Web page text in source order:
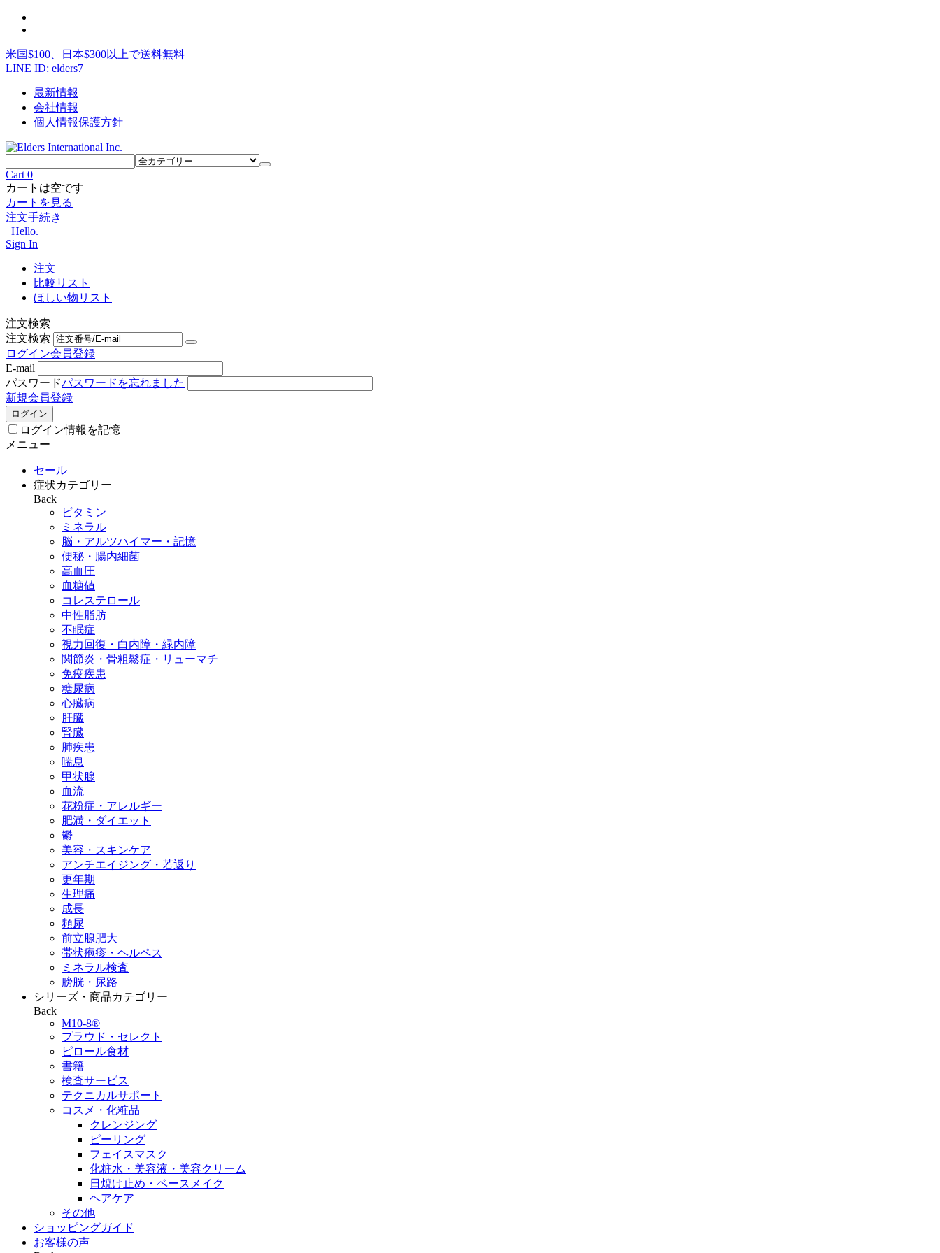
米国$100、日本$300以上で送料無料
LINE ID: elders7
最新情報
会社情報
個人情報保護方針
Cart 0
カートは空です
カートを見る
注文手続き
Hello.
Sign In
注文
比較リスト
ほしい物リスト
注文検索
注文検索
ログイン会員登録
E-mail
パスワードパスワードを忘れました
新規会員登録
ログイン
ログイン情報を記憶
メニュー
セール
症状カテゴリー
Back
ビタミン
ミネラル
脳・アルツハイマー・記憶
便秘・腸内細菌
高血圧
血糖値
コレステロール
中性脂肪
不眠症
視力回復・白内障・緑内障
関節炎・骨粗鬆症・リューマチ
免疫疾患
糖尿病
心臓病
肝臓
腎臓
肺疾患
喘息
甲状腺
血流
花粉症・アレルギー
肥満・ダイエット
鬱
美容・スキンケア
アンチエイジング・若返り
更年期
生理痛
成長
頻尿
前立腺肥大
帯状疱疹・ヘルペス
ミネラル検査
膀胱・尿路
シリーズ・商品カテゴリー
Back
M10-8®
プラウド・セレクト
ピロール食材
書籍
検査サービス
テクニカルサポート
コスメ・化粧品
クレンジング
ピーリング
フェイスマスク
化粧水・美容液・美容クリーム
日焼け止め・ベースメイク
ヘアケア
その他
ショッピングガイド
お客様の声